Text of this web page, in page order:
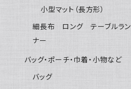
小型マット（長方形）
細長布 ロング テーブルラン
ナー
バッグ・ポーチ・巾着・小物など
バッグ